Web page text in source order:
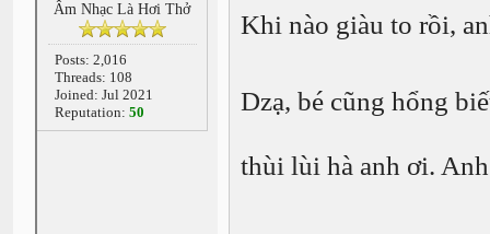
Âm Nhạc Là Hơi Thở
Posts: 2,016
Threads: 108
Joined: Jul 2021
Reputation: 50
Khi nào giàu to rồi,
Dzạ, bé cũng hổng
thùi lùi hà anh ơi.